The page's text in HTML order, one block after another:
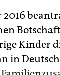
Kinder
in